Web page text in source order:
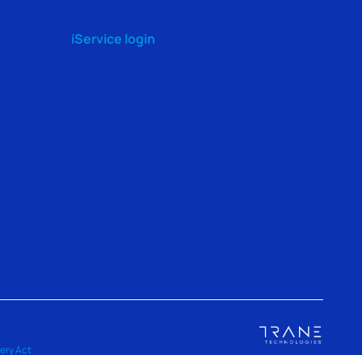
iService login
Act